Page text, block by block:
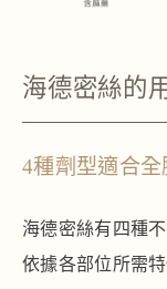
海德密絲的
4種劑型適合全
海德密絲有四種
依據各部位所需